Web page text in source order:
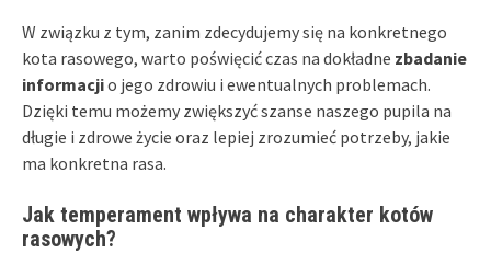
W związku z tym, zanim zdecydujemy się na konkretnego
kota rasowego, warto poświęcić czas na dokładne zbadanie
informacjio jego zdrowiu i ewentualnych problemach.
Dzięki temu możemy zwiększyć szanse naszego pupila na
długie i zdrowe życie oraz lepiej zrozumieć potrzeby, jakie
ma konkretna rasa.
Jak temperament wpływa na charakter kotów
rasowych?